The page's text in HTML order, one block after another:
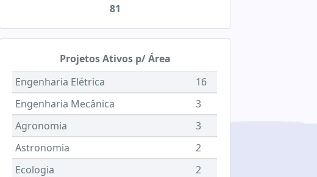
81
Projetos Ativos p/ Área
Engenharia Elétrica
16
Engenharia Mecânica
3
Agronomia
3
Astronomia
2
Ecologia
2